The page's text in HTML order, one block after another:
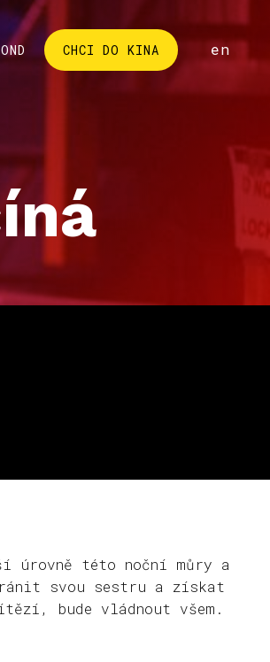
CHCI DO KINA cs
en
úrovně této noční můry a
svou sestru a získat
bude vládnout všem.